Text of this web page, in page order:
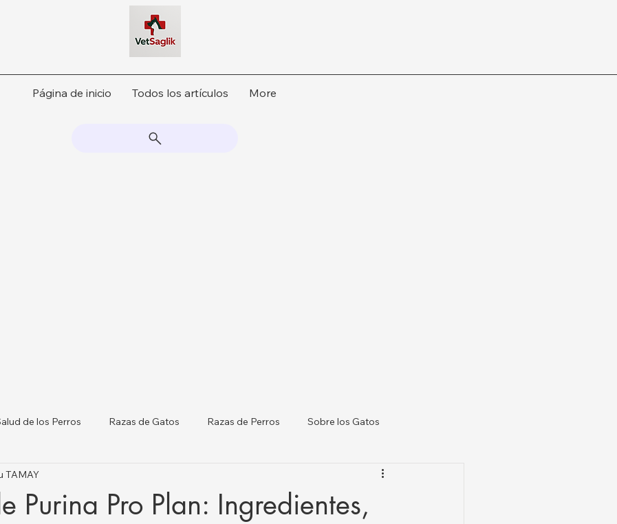
Página de inicio Todos los artículos More
de los Perros Razas de Gatos Razas de Perros Sobre los Gatos
por Ciudades
Purina Pro Plan: Ingredientes,
TAMAY